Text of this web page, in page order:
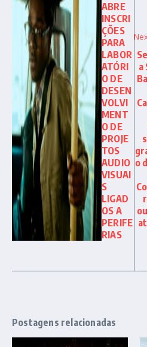
ABRE
INSCRI
ÇÕES
PARA
LABOR
ATÓRI
O DE
DESEN
VOLVI
MENT
O DE
PROJE
TOS
AUDIO
VISUAI
S
LIGAD
OS A
PERIFE
RIAS
a
o
Postagens relacionadas